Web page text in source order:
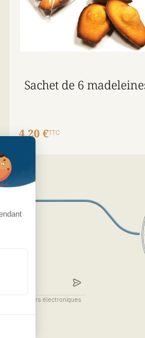
Sachet de 6
4,20 €TTC
des courriers électroniques